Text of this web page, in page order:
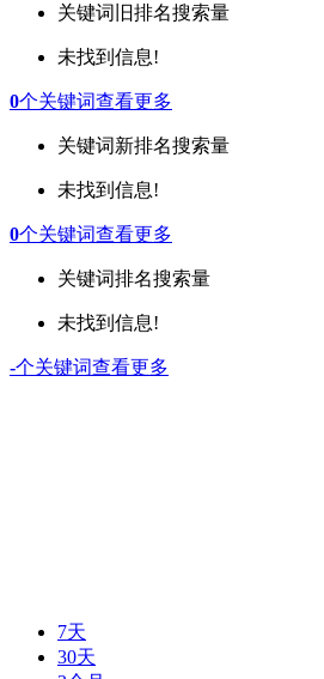
关键词 旧排名搜索量
未找到信息!
0个关键词查看更多
关键词新排名搜索量
未找到信息!
0个关键词查看更多
关键词排名搜索量
未找到信息!
-个关键词查看更多
7天
30天